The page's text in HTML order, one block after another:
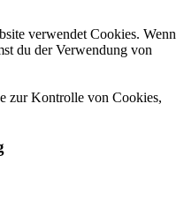
verwendet Cookies. Wenn
du der Verwendung von
zur Kontrolle von Cookies,